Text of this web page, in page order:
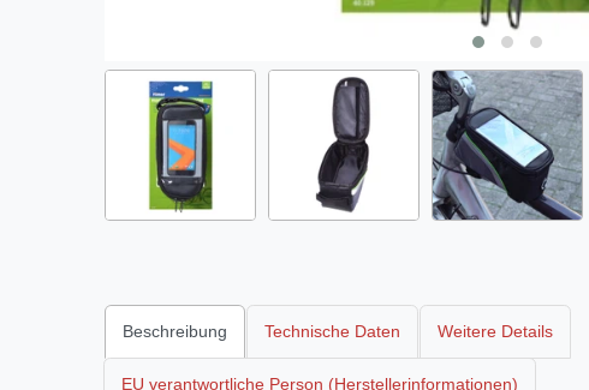
Beschreibung Technische Daten Weitere Details
EU verantwortliche Person (Herstellerinformationen)